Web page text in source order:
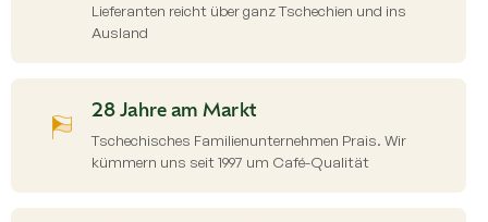
d
i
t
e
Lieferanten reicht über ganz Tschechien und ins
Ausland
28 Jahre am Markt
Tschechisches Familienunternehmen Prais. Wir
kümmern uns seit 1997 um Café-Qualität